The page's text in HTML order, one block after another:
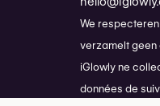
We
verzamelt
iGlowly ne
données de